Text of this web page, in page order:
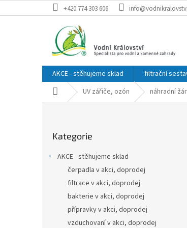
na
+420 774 303 606
AKCE - stěhujeme sklad filtrační
Domů UV zářiče, ozón náhradní
kategorie
Kategorie
AKCE - stěhujeme sklad
čerpadla v akci, doprodej
filtrace v akci, doprodej
bakterie v akci, doprodej
přípravky v akci, doprodej
vzduchovaní v akci, doprodej